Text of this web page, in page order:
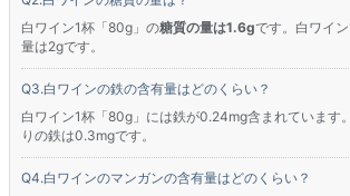
白ワイン1杯「80g」の糖質の量は1.6gです。白ワイ
量は2gです。
白ワインの鉄の含有量はどのくらい？
白ワイン1杯「80g」には鉄が0.24mg含まれています
りの鉄は0.3mgです。
白ワインのマンガンの含有量はどのくらい？